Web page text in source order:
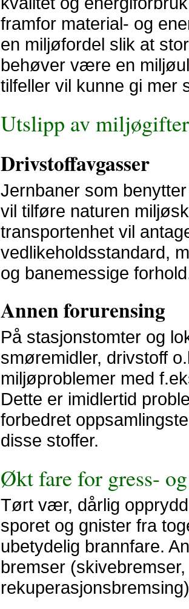
framfor material- og
en miljøfordel slik at
behøver være en
tilfeller vil kunne gi mer
Utslipp av miljøgifter
Drivstoffavgasser
Jernbaner som
vil tilføre naturen
transportenhet vil
vedlikeholdsstandard,
og banemessige
Annen forurensing
På stasjonstomter og
smøremidler, drivstoff
miljøproblemer med
Dette er imidlertid
forbedret
disse stoffer.
Økt fare for gress-
Tørt vær, dårlig
sporet og gnister fra
ubetydelig brannfare.
bremser